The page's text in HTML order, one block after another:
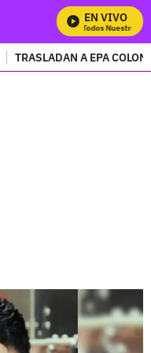
EN VIVO
Mira Todos Nuestros
TRASLADAN A EPA